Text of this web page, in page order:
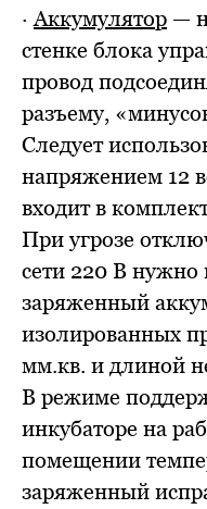
·Аккумулятор —
стенке блока
провод
разъему,
Следует
напряжением 12
входит в
При угрозе
сети 220 В
заряженный
изолированных
мм.кв. и длиной
В режиме
инкубаторе на
помещении
заряженный